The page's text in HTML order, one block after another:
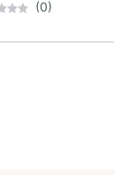
(0)